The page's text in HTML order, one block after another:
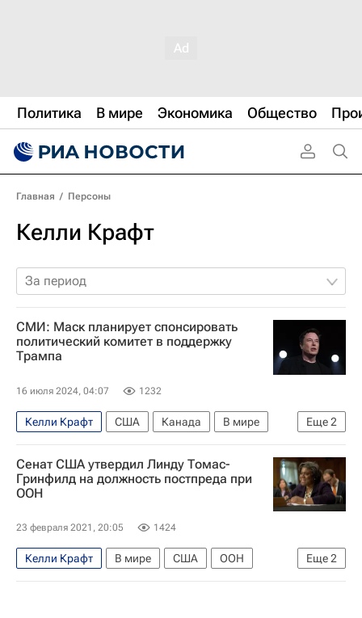
Политика В мире Экономика Общество
Главная / Персоны
Келли Крафт
За период
СМИ: Маск планирует спонсировать
политический комитет в поддержку
Трампа
16 июля 2024, 04:07 1232
Еще2
Келли Крафт США Канада
В мире
Илон Маск
Дональд Трамп
Сенат США утвердил Линду Томас-
Гринфилд на должность постпреда при
ООН
23 февраля 2021, 20:05 1424
Еще2
Келли Крафт В мире США
ООН
Африка
Барак Обама